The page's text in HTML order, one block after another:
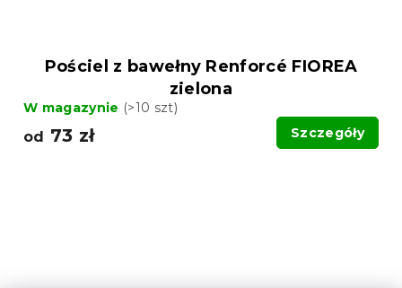
Pościel z bawełny Renforcé FIOREA
zielona
W magazynie (>10 szt)
od 73 zł Szczegóły